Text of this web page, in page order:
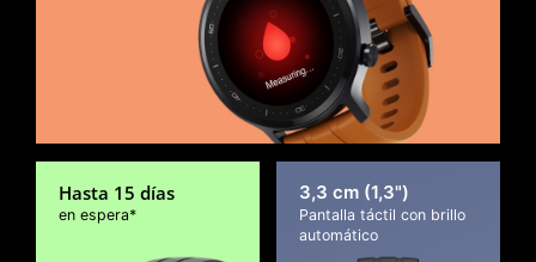
Hasta 15 días
en espera*
3,3 cm (1,3")
Pantalla táctil con brillo
automático